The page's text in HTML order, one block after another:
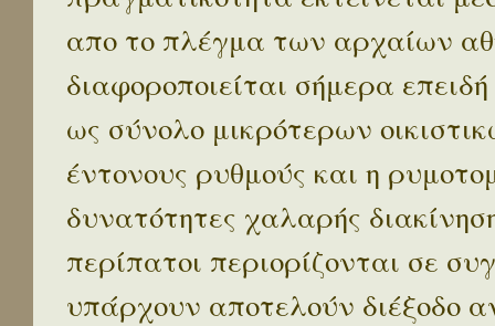
απο το πλέγμα των αρχαίων
διαφοροποιείται σήμερα
ως σύνολο μικρότερων
έντονους ρυθμούς και η
δυνατότητες χαλαρής
περίπατοι περιορίζονται σε
υπάρχουν αποτελούν διέξοδο